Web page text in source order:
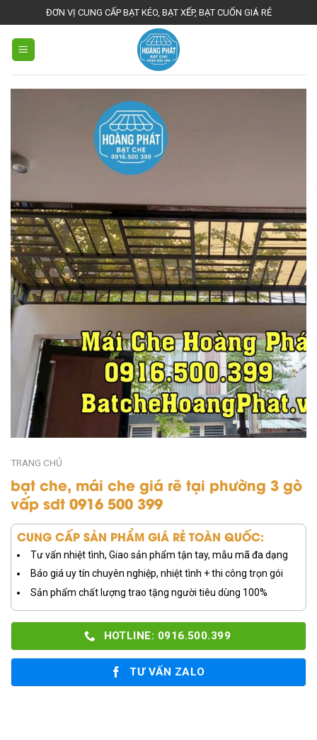
to
content
ĐƠN VỊ CUNG CẤP BẠT KÉO, BẠT XẾP, BẠT CUỐN GIÁ RẺ
TRANG CHỦ
bạt che, mái che giá rẽ tại phường 3 gò
vấp sdt 0916 500 399
CUNG CẤP SẢN PHẨM GIÁ RẺ TOÀN QUỐC:
Tư vấn nhiệt tình, Giao sản phẩm tận tay, mẫu mã đa dạng
Báo giá uy tín chuyên nghiệp, nhiệt tình + thi công trọn gói
Sản phẩm chất lượng trao tặng người tiêu dùng 100%
HOTLINE: 0916.500.399
TƯ VẤN ZALO